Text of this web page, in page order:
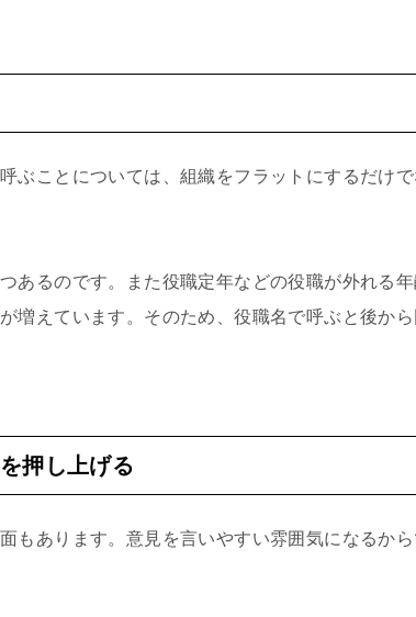
ぶことについては、組織をフラットにするだけ
あるのです。また役職定年などの役職が外れる
増えています。そのため、役職名で呼ぶと後か
押し上げる
もあります。意見を言いやすい雰囲気になるから